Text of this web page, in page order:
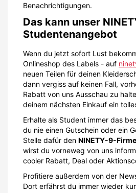
Benachrichtigungen.
Das kann unser
Studentenangebot
Wenn du jetzt sofort Lust
Onlineshop des Labels - auf
neuen Teilen für deinen
dann vergiss auf keinen Fall,
Rabatt von uns Ausschau zu
deinem nächsten Einkauf ein
Erhalte als Student immer das
du nie einen Gutschein oder ein
Stelle dafür den NINETY-9-
wirst du vorneweg von uns
cooler Rabatt, Deal oder
Profitiere außerdem von der
Dort erfährst du immer wieder